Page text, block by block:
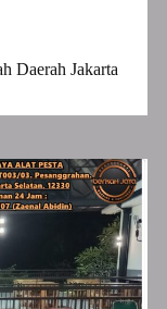
Daerah Jakarta